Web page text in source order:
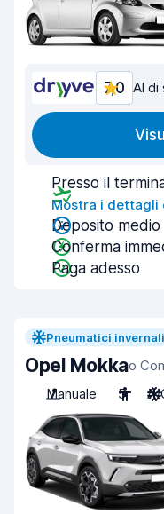
7,0 Al di
Presso il
Mostra i dettagli
Deposito medio
Conferma
Paga adesso
Pneumatici invernali
Opel Mokkao
Manuale
5 A/